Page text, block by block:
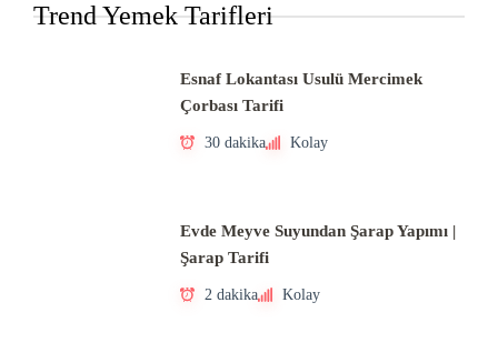
Trend Yemek Tarifleri
Esnaf Lokantası Usulü Mercimek
Çorbası Tarifi
30 dakika Kolay
Evde Meyve Suyundan Şarap Yapımı |
Şarap Tarifi
2 dakika Kolay